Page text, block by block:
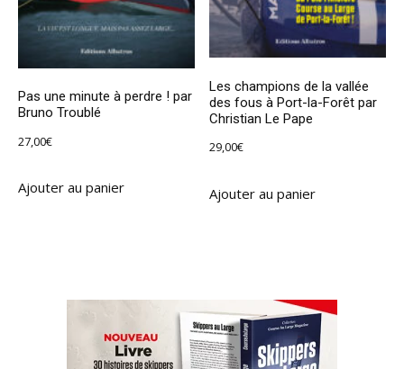
Pas une minute à perdre ! par
Bruno Troublé
27,00€
Ajouter au panier
Les champions de la vallée
des fous à Port-la-Forêt par
Christian Le Pape
29,00€
Ajouter au panier